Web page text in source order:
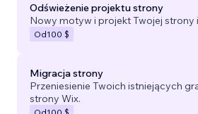
Odświeżenie projektu strony
Nowy motyw i projekt Twojej strony
Od100 $
Migracja strony
Przeniesienie Twoich istniejących
strony Wix.